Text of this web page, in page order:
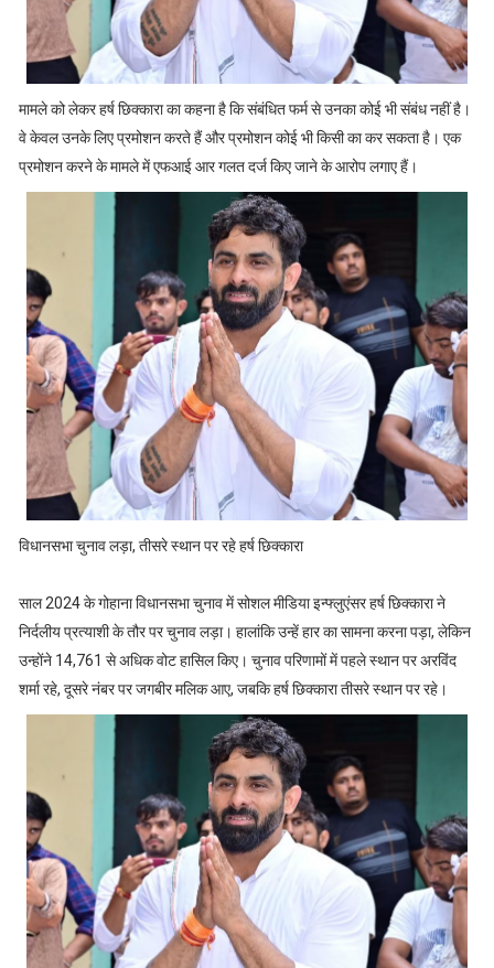
मामले को लेकर हर्ष छिक्कारा का कहना है कि संबंधित फर्म से उनका कोई भी संबंध नहीं है।
वे केवल उनके लिए प्रमोशन करते हैं और प्रमोशन कोई भी किसी का कर सकता है। एक
प्रमोशन करने के मामले में एफआई आर गलत दर्ज किए जाने के आरोप लगाए हैं।
विधानसभा चुनाव लड़ा, तीसरे स्थान पर रहे हर्ष छिक्कारा
साल 2024 के गोहाना विधानसभा चुनाव में सोशल मीडिया इन्फ्लुएंसर हर्ष छिक्कारा ने
निर्दलीय प्रत्याशी के तौर पर चुनाव लड़ा। हालांकि उन्हें हार का सामना करना पड़ा, लेकिन
उन्होंने 14,761 से अधिक वोट हासिल किए। चुनाव परिणामों में पहले स्थान पर अरविंद
शर्मा रहे, दूसरे नंबर पर जगबीर मलिक आए, जबकि हर्ष छिक्कारा तीसरे स्थान पर रहे।